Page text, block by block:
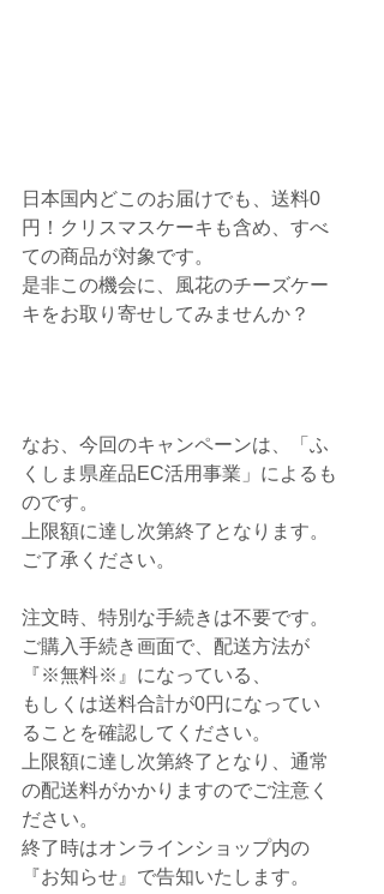
日本国内どこのお届けでも、送料0
円！クリスマスケーキも含め、すべ
ての商品が対象です。
是非この機会に、風花のチーズケー
キをお取り寄せしてみませんか？
なお、今回のキャンペーンは、「ふ
くしま県産品EC活用事業」によるも
のです。
上限額に達し次第終了となります。
ご了承ください。
注文時、特別な手続きは不要です。
ご購入手続き画面で、配送方法が
『※無料※』になっている、
もしくは送料合計が0円になってい
ることを確認してください。
上限額に達し次第終了となり、通常
の配送料がかかりますのでご注意く
ださい。
終了時はオンラインショップ内の
『お知らせ』で告知いたします。